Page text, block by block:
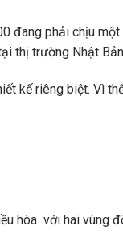
đang phải chịu
thị trường Nhật
kế riêng biệt. Vì
hòa với hai vùng